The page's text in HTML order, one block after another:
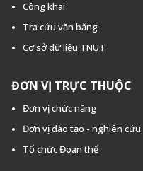
Công khai
Tra cứu văn bằng
Cơ sở dữ liệu TNUT
ĐƠN VỊ TRỰC THUỘC
Đơn vị chức năng
Đơn vị đào tạo - nghiên cứu
Tổ chức Đoàn thể